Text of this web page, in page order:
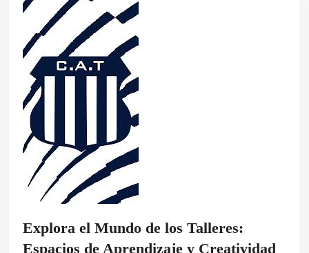
Explora el Mundo de los Talleres:
Espacios de Aprendizaje y Creatividad